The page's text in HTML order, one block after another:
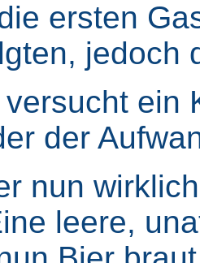
ersten
jedoch
ein
der
nun
leere,